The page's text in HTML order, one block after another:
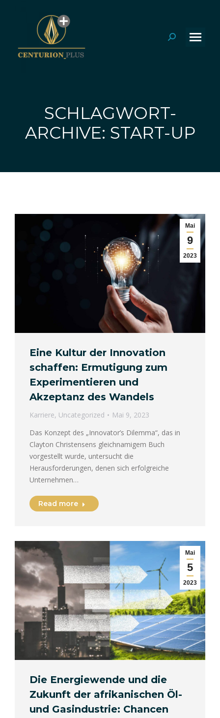
Search:
SCHLAGWORT-
ARCHIVE: START-UP
Mai
9
2023
Eine Kultur der Innovation
schaffen: Ermutigung zum
Experimentieren und
Akzeptanz des Wandels
Karriere, Uncategorized
Mai 9, 2023
Das Konzept des „Innovator’s Dilemma“, das in
Clayton Christensens gleichnamigem Buch
vorgestellt wurde, untersucht die
Herausforderungen, denen sich erfolgreiche
Unternehmen…
Read more
Mai
5
2023
Die Energiewende und die
Zukunft der afrikanischen Öl-
und Gasindustrie: Chancen